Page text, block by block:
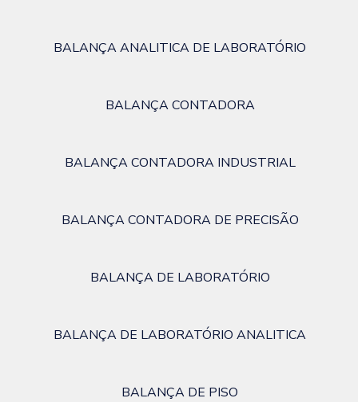
BALANÇA ANALITICA DE LABORATÓRIO
BALANÇA CONTADORA
BALANÇA CONTADORA INDUSTRIAL
BALANÇA CONTADORA DE PRECISÃO
BALANÇA DE LABORATÓRIO
BALANÇA DE LABORATÓRIO ANALITICA
BALANÇA DE PISO